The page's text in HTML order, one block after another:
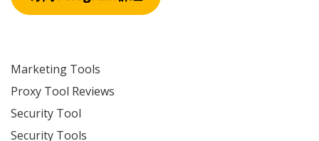
Marketing Tools
Proxy Tool Reviews
Security Tool
Security Tools